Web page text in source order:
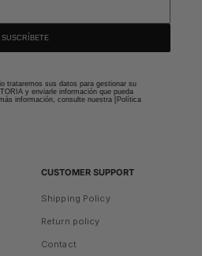
SUSCRÍBETE
trataremos sus datos para gestionar su
y enviarle información que pueda
información, consulte nuestra [Política
CUSTOMER SUPPORT
Shipping Policy
Return policy
Contact